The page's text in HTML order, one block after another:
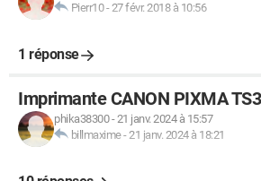
Pierr10-27 févr. 2018 à 10:56
1 réponse
Imprimante CANON PIXMA
phika38300-21 janv. 2024 à 15:57
billmaxime-21 janv. 2024 à 18:21